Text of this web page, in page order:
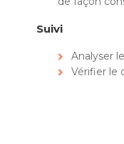
Suivi
Analyser
Vérifier le